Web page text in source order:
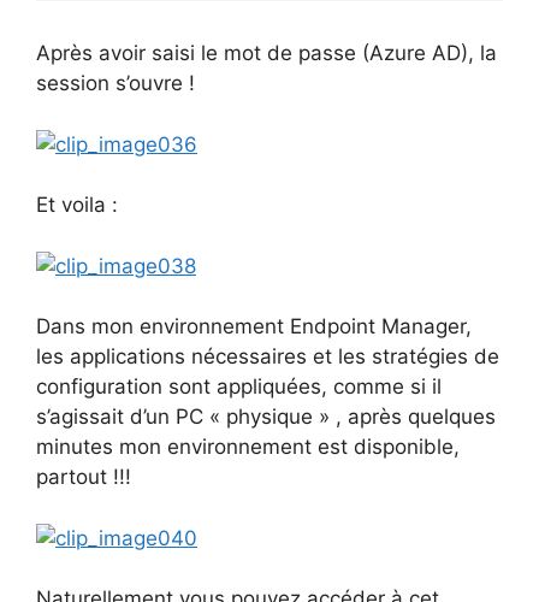
Après avoir saisi le mot de passe (Azure AD), la
session s’ouvre !
Et voila :
Dans mon environnement Endpoint Manager,
les applications nécessaires et les stratégies de
configuration sont appliquées, comme si il
s’agissait d’un PC « physique » , après quelques
minutes mon environnement est disponible,
partout !!!